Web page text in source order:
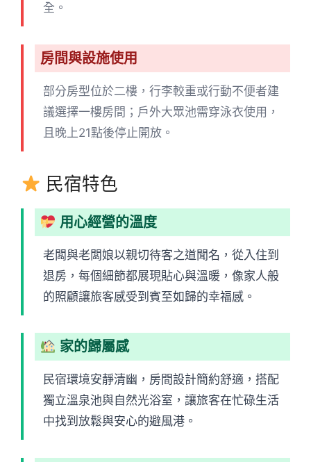
全。
房間與設施使用
部分房型位於二樓，行李較重或行動不便者建
議選擇一樓房間；戶外大眾池需穿泳衣使用，
且晚上21點後停止開放。
民宿特色
用心經營的溫度
老闆與老闆娘以親切待客之道聞名，從入住到
退房，每個細節都展現貼心與溫暖，像家人般
的照顧讓旅客感受到賓至如歸的幸福感。
家的歸屬感
民宿環境安靜清幽，房間設計簡約舒適，搭配
獨立溫泉池與自然光浴室，讓旅客在忙碌生活
中找到放鬆與安心的避風港。